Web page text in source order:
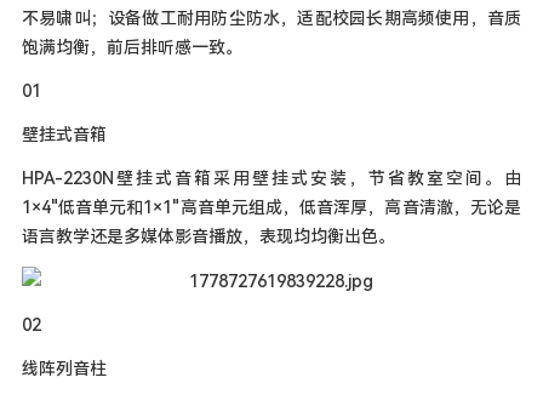
不易啸叫；设备做工耐用防尘防水，适配校园长期高频使用，音质
饱满均衡，前后排听感一致。
01
壁挂式音箱
HPA-2230N壁挂式音箱采用壁挂式安装，节省教室空间。由
1×4"低音单元和1×1"高音单元组成，低音浑厚，高音清澈，无论是
语言教学还是多媒体影音播放，表现均均衡出色。
02
线阵列音柱